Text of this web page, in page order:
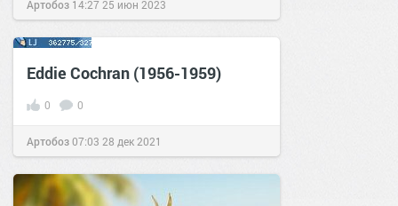
Артобоз 14:27 25 июн 2023
Eddie Cochran (1956-1959)
0 0
Артобоз07:03 28 дек 2021